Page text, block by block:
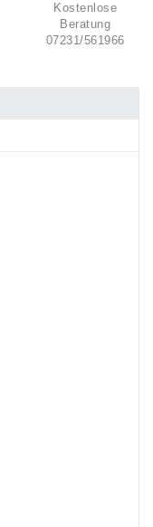
Kostenlose
Beratung
07231/561966